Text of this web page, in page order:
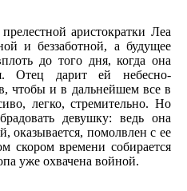
аристократки Леа
и беззаботной, а будущее
до того дня, когда она
Отец дарит ей небесно-
чтобы и в дальнейшем все в
легко, стремительно. Но
девушку: ведь она
оказывается, помолвлен с ее
скором времени собирается
уже охвачена войной.